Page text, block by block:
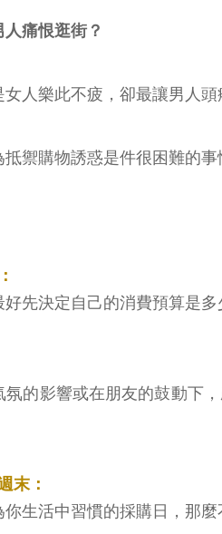
痛恨逛街？
人樂此不疲，卻最讓男人
禦購物誘惑是件很困難的
先決定自己的消費預算是
氛的影響或在朋友的鼓動下
末：
生活中習慣的採購日，那